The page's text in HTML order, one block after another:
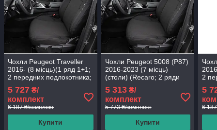
Чохли Peugeot Traveller
2016- (8 місць)(1 ряд 1+1;
2 передних подлокотника;
задня спинка
5 727 ₴/
комплект
6 187 ₴/комплект
Купити
Чохли Peugeot 5008 (Р87)
2016-2023 (7 місць)
(столи) (Recaro; 2 ряди
3 частин; 2 передних
подлокотника;
5 313₴/
комплект
5 773 ₴/комплект
Купити
2
5
6